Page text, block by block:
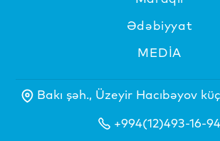
Ədəbiyyat
MEDİA
Bakı şəh., Üzeyir Hacıbəyov
+994(12)493-16-94